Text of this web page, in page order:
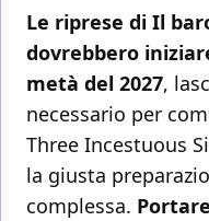
Le riprese di Il
dovrebbero
metà del 2027,
necessario per
Three Incestuous
la giusta
complessa.